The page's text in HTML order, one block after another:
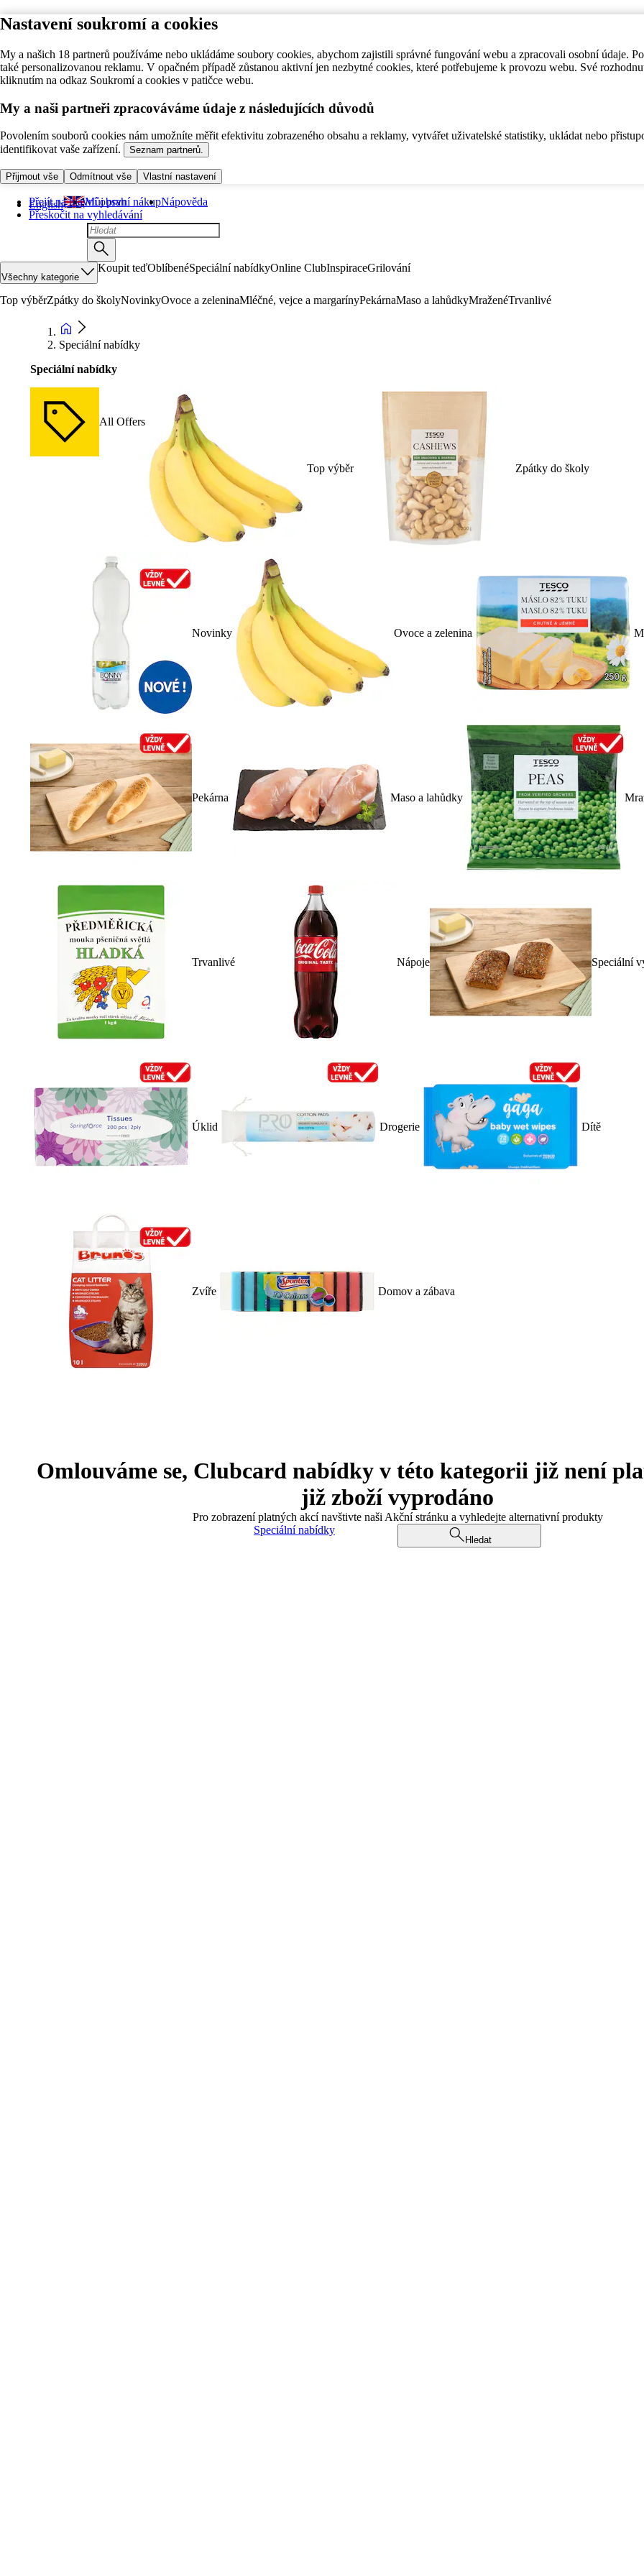
Nastavení soukromí a cookies
My a našich 18 partnerů používáme nebo ukládáme soubory cookies, abychom zajistili správné fungování webu a zpracovali osobní údaje.
také personalizovanou reklamu. V opačném případě zůstanou aktivní jen nezbytné cookies, které potřebujeme k provozu webu. Své
kliknutím na odkaz Soukromí a cookies v patičce webu.
My a naši partneři zpracováváme údaje z následujících důvodů
Povolením souborů cookies nám umožníte měřit efektivitu zobrazeného obsahu a reklamy, vytvářet uživatelské statistiky, ukládat nebo
identifikovat vaše zařízení.
Seznam partnerů.
Přijmout vše Odmítnout vše Vlastní nastavení
Přejít na hlavní obsah
Přeskočit na vyhledávání
English Můj první nákupNápověda
Všechny kategorie
Koupit teďOblíbenéSpeciální nabídkyOnline ClubInspiraceGrilování
Top výběrZpátky do školyNovinkyOvoce a zeleninaMléčné, vejce a margarínyPekárnaMaso a lahůdkyMraženéTrvanlivé
Speciální nabídky
Speciální nabídky
All Offers
Top výběr Zpátky do školy
Novinky Ovoce a zelenina
Pekárna Maso a lahůdky
Trvanlivé Nápoje Speciální
Úklid Drogerie Dítě
Zvíře Domov a zábava
Omlouváme se, Clubcard nabídky v této kategorii již není
již zboží vyprodáno
Pro zobrazení platných akcí navštivte naši Akční stránku a vyhledejte alternativní produkty
Speciální nabídky
Hledat